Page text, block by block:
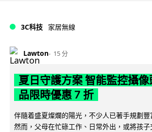
3C科技 家居無線
Lawton 15 分
夏日守護方案 智能監控攝
品限時優惠 7 折
伴隨着盛夏燦爛的陽光，不少人已著手規劃豐
然而，父母在忙碌工作、日常外出，或將孩